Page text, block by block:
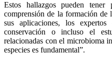
Estos hallazgos pueden tener
comprensión de la formación de
sus aplicaciones, los
conservación o incluso el
relacionadas con el microbioma
especies es fundamental”.